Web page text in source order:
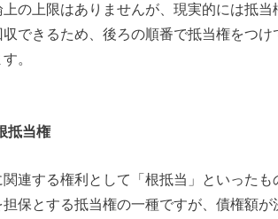
上の上限はありませんが、現実的には抵
できるため、後ろの順番で抵当権をつ
。
抵当権
連する権利として「根抵当」といった
保とする抵当権の一種ですが、債権額が